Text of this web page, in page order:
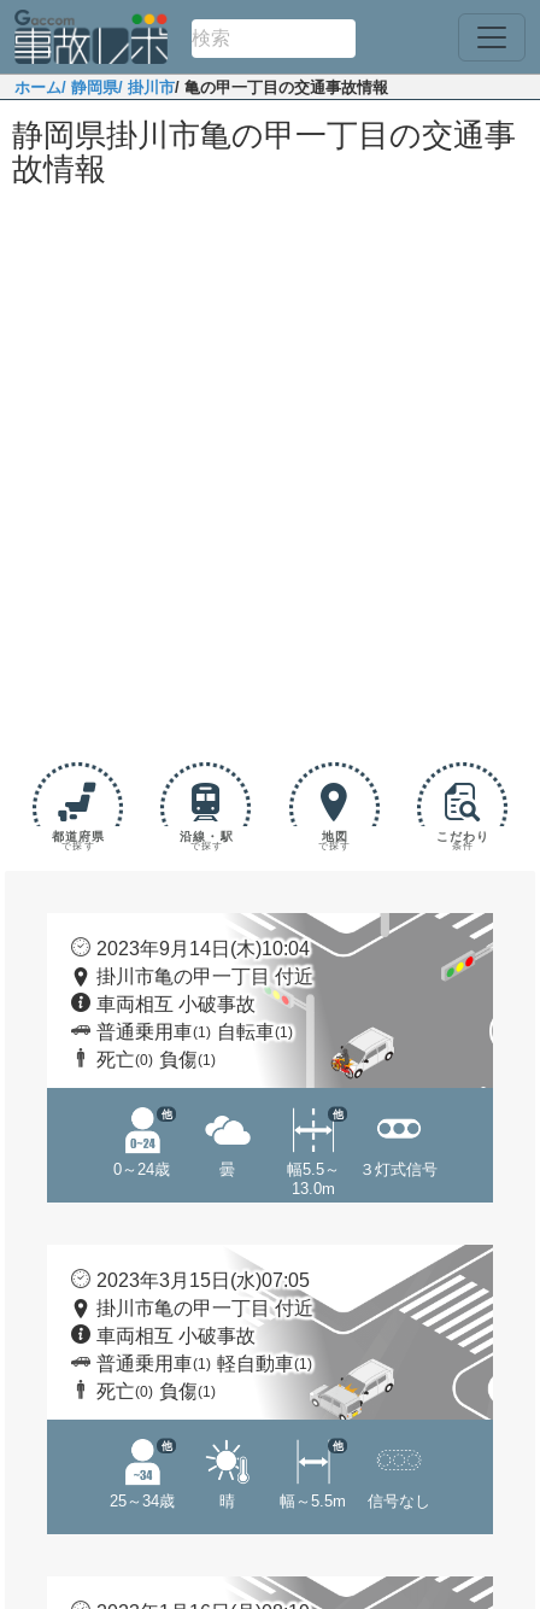
ホーム/ 静岡県/ 掛川市/ 亀の甲一丁目の交通事故情報
静岡県掛川市亀の甲一丁目の交通事
故情報
都道府県
で探す
沿線・駅
で探す
地図
で探す
こだわり
条件
2023年9月14日(木)10:04
掛川市亀の甲一丁目 付近
車両相互 小破事故
普通乗用車(1) 自転車(1)
死亡(0) 負傷(1)
0～24歳
他
曇
幅5.5～
13.0m
他
３灯式信号
2023年3月15日(水)07:05
掛川市亀の甲一丁目 付近
車両相互 小破事故
普通乗用車(1) 軽自動車(1)
死亡(0) 負傷(1)
25～34歳
他
晴 幅～5.5m
他
信号なし